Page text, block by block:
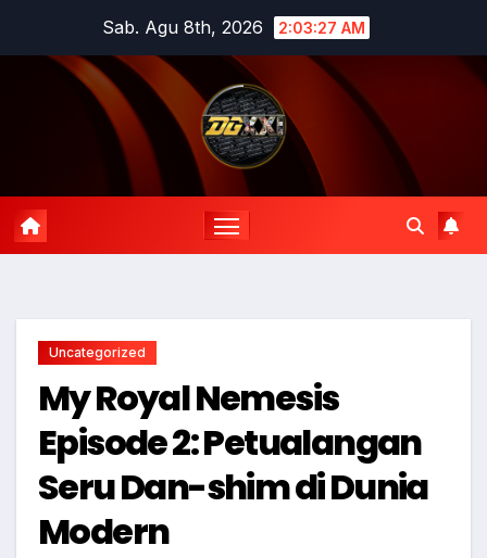
Sab. Agu 8th, 2026 2:03:28 AM
Uncategorized
My Royal Nemesis
Episode 2: Petualangan
Seru Dan-shim di Dunia
Modern